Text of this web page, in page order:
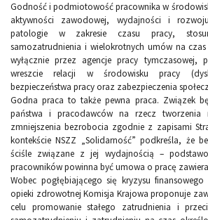
Godność i podmiotowość pracownika w
aktywności zawodowej, wydajności i
patologie w zakresie czasu pracy,
samozatrudnienia i wielokrotnych umów na
wyłącznie przez agencje pracy tymczasowej,
wreszcie relacji w środowisku pracy
bezpieczeństwa pracy oraz zabezpieczenia
Godna praca to także pewna praca. Związek
państwa i pracodawców na rzecz tworzenia
zmniejszenia bezrobocia zgodnie z zapisami
kontekście NSZZ „Solidarność” podkreśla, że
ściśle związane z jej wydajnością –
pracowników powinna być umowa o pracę
Wobec pogłębiającego się kryzysu
opieki zdrowotnej Komisja Krajowa proponuje
celu promowanie stałego zatrudnienia i